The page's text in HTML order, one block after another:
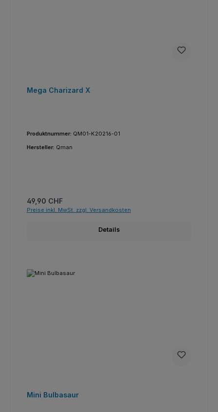
Mega Charizard X
Produktnummer: QM01-K20216-01
Hersteller: Qman
Regulärer Preis:
49,90 CHF
Preise inkl. MwSt. zzgl. Versandkosten
Details
Mini Bulbasaur